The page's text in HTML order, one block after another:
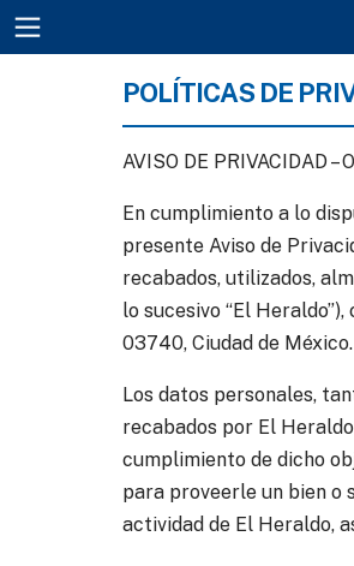
POLÍTICAS DE
AVISO DE PRIVACIDAD –
En cumplimiento a lo
presente Aviso de
recabados, utilizados,
lo sucesivo “El
03740, Ciudad de México.
Los datos personales,
recabados por El
cumplimiento de dicho
para proveerle un bien o
actividad de El Heraldo,